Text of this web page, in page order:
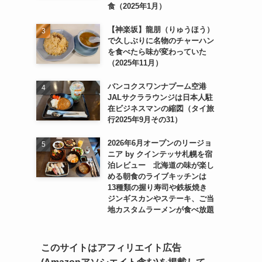
食（2025年1月）
【神楽坂】龍朋（りゅうほう）
で久しぶりに名物のチャーハン
を食べたら味が変わっていた
（2025年11月）
バンコクスワンナプーム空港
JALサクララウンジは日本人駐
在ビジネスマンの縮図（タイ旅
行2025年9月その31）
2026年6月オープンのリージョ
ニア by クインテッサ札幌を宿
泊レビュー 北海道の味が楽し
める朝食のライブキッチンは
13種類の握り寿司や鉄板焼き
ジンギスカンやステーキ、ご当
地カスタムラーメンが食べ放題
このサイトはアフィリエイト広告